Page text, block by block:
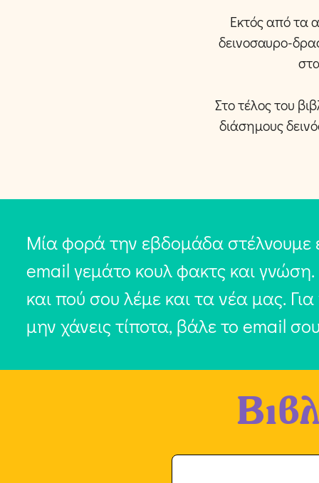
Εκτός από τα
δεινοσαυρο-
Στο τέλος του
διάσημους
Μία φορά την εβδομάδα στέλνουμε
email γεμάτο κουλ φακτς και
και πού σου λέμε και τα νέα μας.
μην χάνεις τίποτα, βάλε το email